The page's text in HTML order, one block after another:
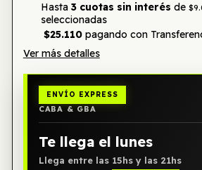
Hasta 3 cuotas sin interés de
seleccionadas
$25.110pagando con
Ver más detalles
ENVÍO EXPRESS
CABA & GBA
Te llega el lunes
Llega entre las 15hs y las 21hs